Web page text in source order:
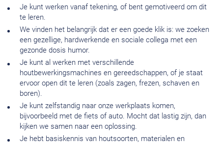
Je kunt werken vanaf tekening, of bent gemotiveerd om dit
te leren.
We vinden het belangrijk dat er een goede klik is: we zoeken
een gezellige, hardwerkende en sociale collega met een
gezonde dosis humor.
Je kunt al werken met verschillende
houtbewerkingsmachines en gereedschappen, of je staat
ervoor open dit te leren (zoals zagen, frezen, schaven en
boren).
Je kunt zelfstandig naar onze werkplaats komen,
bijvoorbeeld met de fiets of auto. Mocht dat lastig zijn, dan
kijken we samen naar een oplossing.
Je hebt basiskennis van houtsoorten, materialen en